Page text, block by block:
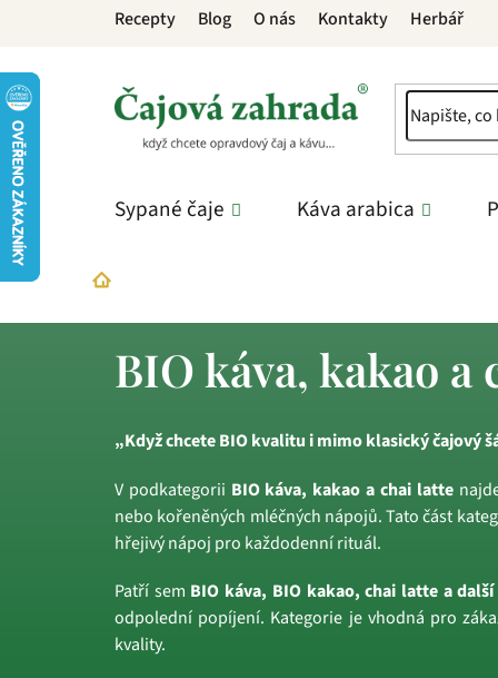
Recepty Blog O nás Kontakty Herbář
Sypané čaje Káva arabica
Domů
BIO káva, kakao a
„Když chcete BIO kvalitu i mimo klasický čajový
V podkategorii BIO káva, kakao a chai latte
nebo kořeněných mléčných nápojů. Tato část
hřejivý nápoj pro každodenní rituál.
Patří sem BIO káva, BIO kakao, chai latte a
odpolední popíjení. Kategorie je vhodná pro
kvality.